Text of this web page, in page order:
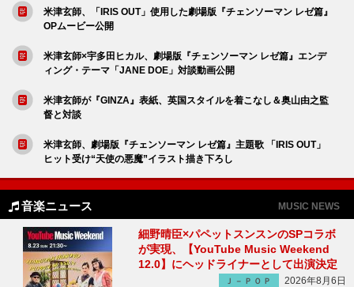
米津玄師、「IRIS OUT」使用した劇場版『チェンソーマン レゼ篇』
OPムービー公開
米津玄師×宇多田ヒカル、劇場版『チェンソーマン レゼ篇』エンデ
ィング・テーマ「JANE DOE」対談動画公開
米津玄師が『GINZA』表紙、英国スタイルを着こなし＆奥山由之監
督と対談
米津玄師、劇場版『チェンソーマン レゼ篇』主題歌 「IRIS OUT」
ヒット受け“天使の悪魔”イラスト描き下ろし
音楽ニュース MUSIC NEWS
細野晴臣×パペットスンスンのSPコラボ
が実現、【YouTube Music Weekend
12.0】にヘッドライナーとして出演決定
Ｊ－ＰＯＰ
2026年8月6日